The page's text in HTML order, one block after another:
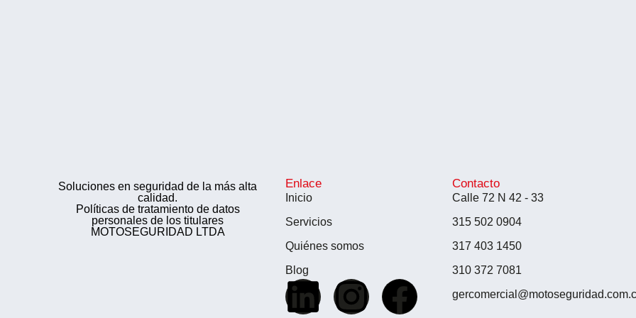
Soluciones en seguridad de la más alta
calidad.
Políticas de tratamiento de datos
personales de los titulares
MOTOSEGURIDAD LTDA
Enlace
Inicio
Servicios
Quiénes somos
Blog
Contacto
Calle 72 N 42 - 33
315 502 0904
317 403 1450
310 372 7081